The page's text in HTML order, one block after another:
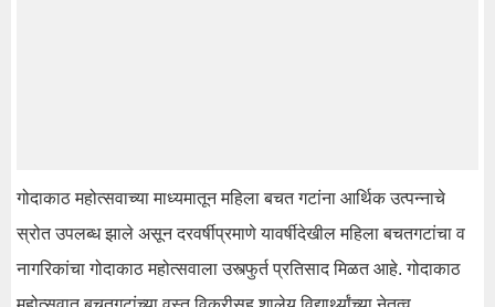
गोदाकाठ महोत्सवाच्या माध्यमातून महिला बचत गटांना आर्थिक उत्पन्नाचे
स्रोत उपलब्ध झाले असून दरवर्षीप्रमाणे यावर्षीदेखील महिला बचतगटांचा व
नागरिकांचा गोदाकाठ महोत्सवाला उस्त्फुर्त प्रतिसाद मिळत आहे. गोदाकाठ